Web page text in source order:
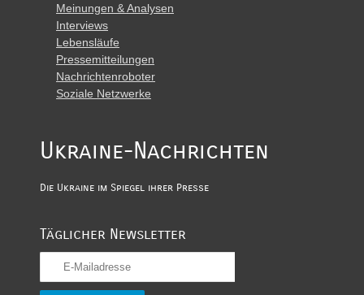
Meinungen & Analysen
Interviews
Lebensläufe
Pressemitteilungen
Nachrichtenroboter
Soziale Netzwerke
Ukraine-Nachrichten
Die Ukraine im Spiegel ihrer Presse
Täglicher Newsletter